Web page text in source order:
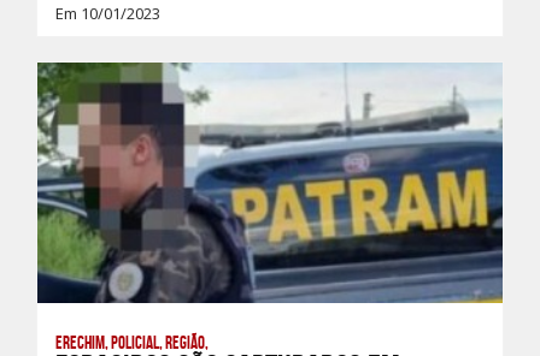
Em 10/01/2023
Erechim, Policial, Região,